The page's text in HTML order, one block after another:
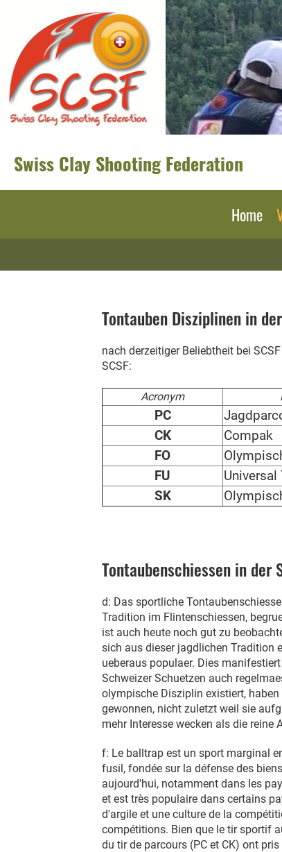
Swiss Clay Shooting Federation
Home
Tontauben Disziplinen in
nach derzeitiger Beliebtheit bei
SCSF:
Acronym
PC
CK
Compak
FO
FU
Universal
SK
Tontaubenschiessen in
d: Das sportliche
Tradition im Flintenschiessen,
ist auch heute noch gut zu
sich aus dieser jagdlichen Tradition
ueberaus populaer. Dies
Schweizer Schuetzen auch
olympische Disziplin existiert,
gewonnen, nicht zuletzt weil sie
mehr Interesse wecken als die
f: Le balltrap est un sport marginal
fusil, fondée sur la défense des
aujourd'hui, notamment dans les
et est très populaire dans certains
d'argile et une culture de la
compétitions. Bien que le tir sportif
du tir de parcours (PC et CK) ont